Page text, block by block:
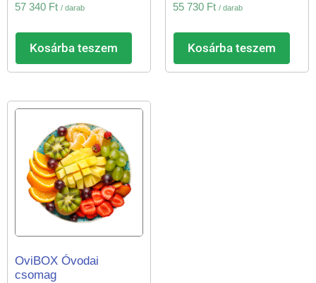
57 340 Ft / darab
Kosárba teszem
55 730 Ft / darab
Kosárba teszem
OviBOX Óvodai
csomag